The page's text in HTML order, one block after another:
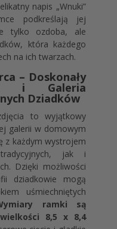
napis „Wnuki”
podkreślają jej
tylko ozdoba, ale
która każdego
na ich twarzach.
– Doskonały
i Galeria
Dziadków
to wyjątkowy
galerii w domowym
z każdym wystrojem
jak i
Dzięki możliwości
dziadkowie mogą
uśmiechniętych
ramki są
8,5 x 8,4